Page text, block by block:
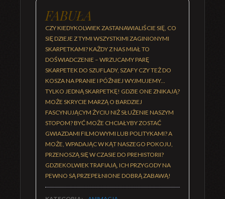
FABUŁA
CZY KIEDYKOLWIEK ZASTANAWIALIŚCIE SIĘ, CO
SIĘ DZIEJE Z TYMI WSZYSTKIMI ZAGINIONYMI
SKARPETKAMI? KAŻDY Z NAS MIAŁ TO
DOŚWIADCZENIE – WRZUCAMY PARĘ
SKARPETEK DO SZUFLADY, SZAFY CZY TEŻ DO
KOSZA NA PRANIE I PÓŹNIEJ WYJMUJEMY...
TYLKO JEDNĄ SKARPETKĘ! GDZIE ONE ZNIKAJĄ?
MOŻE SKRYCIE MARZĄ O BARDZIEJ
FASCYNUJĄCYM ŻYCIU NIŻ SŁUŻENIE NASZYM
STOPOM? BYĆ MOŻE CHCIAŁYBY ZOSTAĆ
GWIAZDAMI FILMOWYMI LUB POLITYKAMI? A
MOŻE, WPADAJĄC W KĄT NASZEGO POKOJU,
PRZENOSZĄ SIĘ W CZASIE DO PREHISTORII?
GDZIEKOLWIEK TRAFIAJĄ, ICH PRZYGODY NA
PEWNO SĄ PRZEPEŁNIONE DOBRĄ ZABAWĄ!